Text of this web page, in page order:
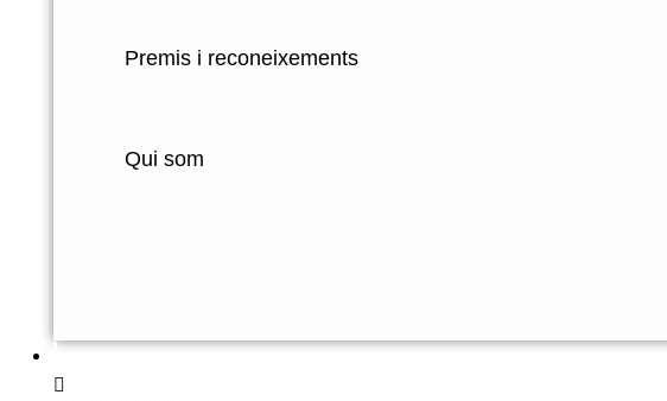
Premis i reconeixements
Qui som